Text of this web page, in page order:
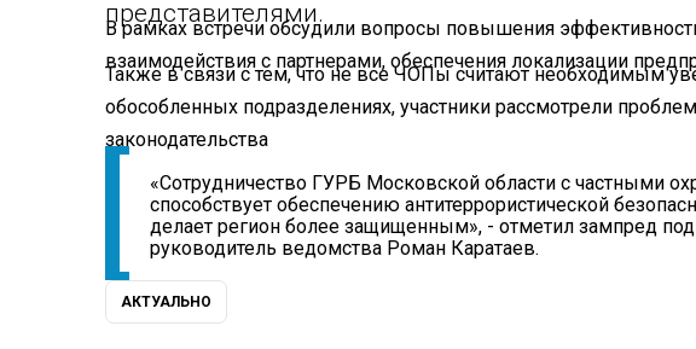
представителями.
В рамках встречи обсудили вопросы повышения
взаимодействия с партнерами, обеспечения локализации
Также в связи с тем, что не все ЧОПы считают необходимым
обособленных подразделениях, участники рассмотрели
законодательства
«Сотрудничество ГУРБ Московской области с частными
способствует обеспечению антитеррористической
делает регион более защищенным», - отметил зампред
руководитель ведомства Роман Каратаев.
АКТУАЛЬНО